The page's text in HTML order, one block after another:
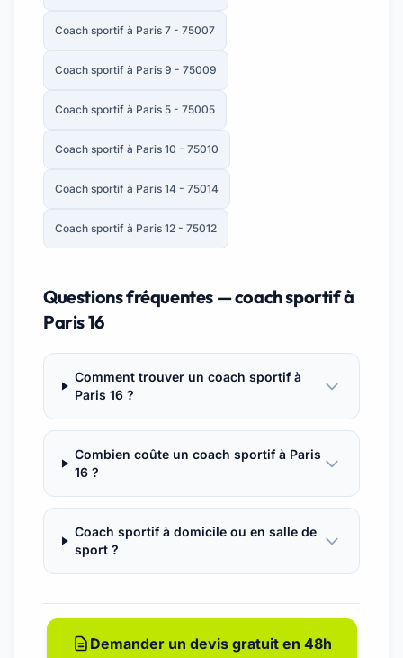
Coach sportif à Paris 7 - 75007
Coach sportif à Paris 9 - 75009
Coach sportif à Paris 5 - 75005
Coach sportif à Paris 10 - 75010
Coach sportif à Paris 14 - 75014
Coach sportif à Paris 12 - 75012
Questions fréquentes — coach sportif à
Paris 16
Comment trouver un coach sportif à
Paris 16 ?
Combien coûte un coach sportif à Paris
16 ?
Coach sportif à domicile ou en salle de
sport ?
Demander un devis gratuit en 48h